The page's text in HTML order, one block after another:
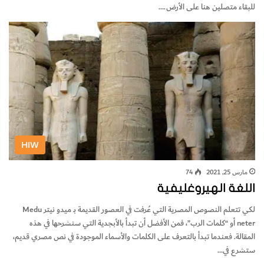
للبقاء متصلين هنا على الأرض.…
HIW
مارس 25, 2021 74
اللغة الهيروغليفية
لكي تتعلم النصوص المصرية التي عُرفت في العصور القديمة بـ ميدو نيتر Medu
neter أو “كلمات الرب”، فمن الأفضل أن تبدأ بالأبجدية التي سنشرحها في هذه
المقالة. فعندما تبدأ بالتعرف على الكلمات والأسماء الموجودة في نص مصري قديم،
ستشرع في…